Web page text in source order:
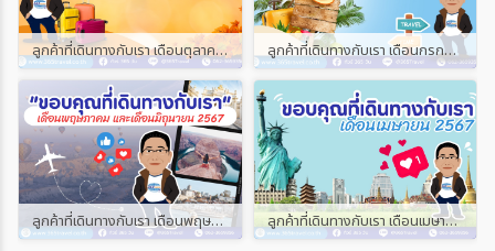
ลูกค้าที่เดินทางกับเรา เดือนตุลาคม 2567 ลูกค้าที่เดินทางกับเรา เดือนกรกฎาคม 2567
ลูกค้าที่เดินทางกับเรา เดือนพฤษภาคม และมิถุนายน 2567 ลูกค้าที่เดินทางกับเรา เดือนเมษายน 2567